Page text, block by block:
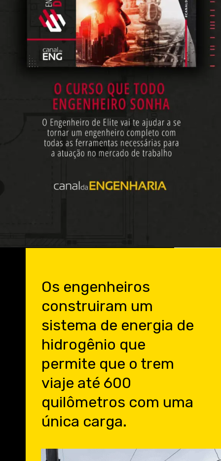
Os engenheiros
construiram um
sistema de energia de
hidrogênio que
permite que o trem
viaje até 600
quilômetros com uma
única carga.